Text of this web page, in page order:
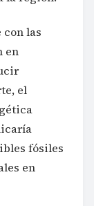
las
en
el
fósiles
en